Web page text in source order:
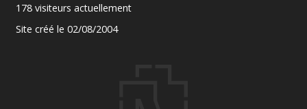
178 visiteurs actuellement
Site créé le 02/08/2004